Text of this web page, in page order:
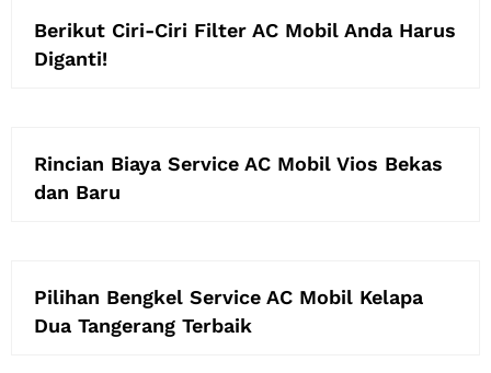
Berikut Ciri-Ciri Filter AC Mobil Anda Harus
Diganti!
Rincian Biaya Service AC Mobil Vios Bekas
dan Baru
Pilihan Bengkel Service AC Mobil Kelapa
Dua Tangerang Terbaik